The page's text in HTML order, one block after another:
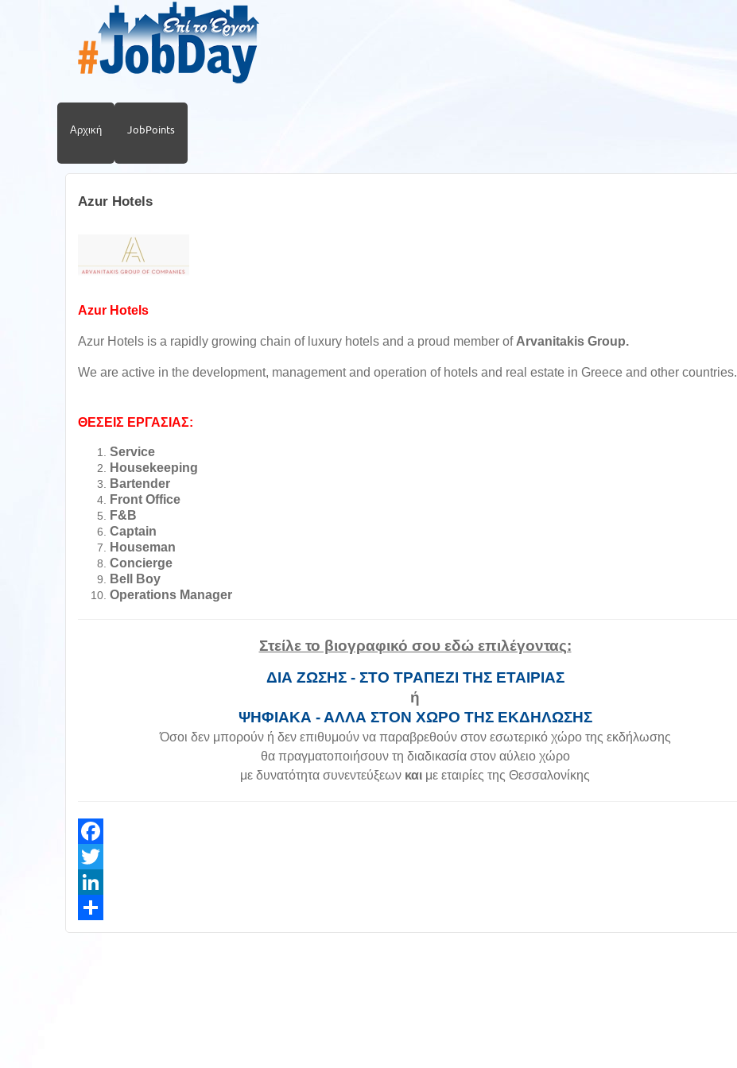
Αρχική JobPoints
Azur Hotels
Azur Hotels
Azur Hotels is a rapidly growing chain of luxury hotels and a proud member of Arvanitakis Group.
We are active in the development, management and operation of hotels and real estate in Greece and other countries.
ΘΕΣΕΙΣ ΕΡΓΑΣΙΑΣ:
Service
Housekeeping
Bartender
Front Office
F&B
Captain
Houseman
Concierge
Bell Boy
Operations Manager
Στείλε το βιογραφικό σου εδώ επιλέγοντας:
ΔΙΑ ΖΩΣΗΣ - ΣΤΟ ΤΡΑΠΕΖΙ ΤΗΣ ΕΤΑΙΡΙΑΣ
ή
ΨΗΦΙΑΚΑ - ΑΛΛΑ ΣΤΟΝ ΧΩΡΟ ΤΗΣ ΕΚΔΗΛΩΣΗΣ
Όσοι δεν μπορούν ή δεν επιθυμούν να παραβρεθούν στον εσωτερικό χώρο της εκδήλωσης
θα πραγματοποιήσουν τη διαδικασία στον αύλειο χώρο
με δυνατότητα συνεντεύξεων και με εταιρίες της Θεσσαλονίκης
Facebook
Twitter
LinkedIn
Share